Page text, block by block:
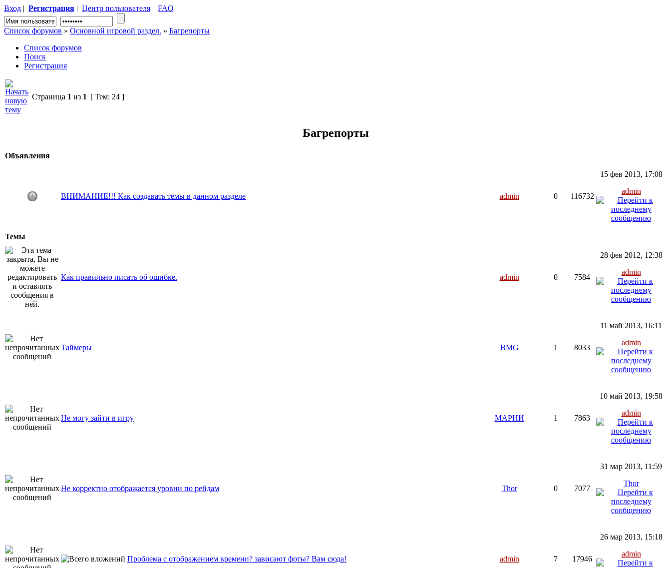
Вход | Регистрация | Центр пользователя | FAQ
Список форумов » Основной игровой раздел. » Багрепорты
Список форумов
Поиск
Регистрация
Страница 1 из 1 [ Тем: 24 ]
Багрепорты
Объявления
ВНИМАНИЕ!!! Как создавать темы в данном разделе admin 0 116732
15 фев 2013, 17:08
admin
Темы
Как правильно писать об ошибке. admin 0 7584
28 фев 2012, 12:38
admin
Таймеры BMG 1 8033
11 май 2013, 16:11
admin
Не могу зайти в игру МАРНИ 1 7863
10 май 2013, 19:58
admin
Не корректно отображается уровни по рейдам Thor 0 7077
31 мар 2013, 11:59
Thor
Проблема с отображением времени? зависают фоты? Вам сюда! admin 7 17946
26 мар 2013, 15:18
admin